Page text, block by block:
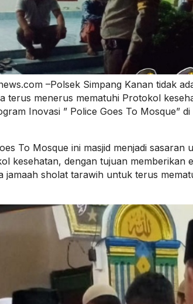
–Polsek Simpang Kanan tidak
terus menerus mematuhi Protokol
Inovasi ” Police Goes To Mosque” di
To Mosque ini masjid menjadi sasaran
kesehatan, dengan tujuan memberikan
jamaah sholat tarawih untuk terus